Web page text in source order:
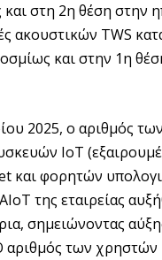
στη 2η θέση στην
ακουστικών TWS
και στην 1η
2025, ο αριθμός των
IoT
και φορητών
της εταιρείας
σημειώνοντας
αριθμός των χρηστών